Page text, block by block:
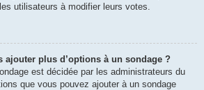
utilisateurs à modifier leurs votes.
ajouter plus d’options à un sondage ?
est décidée par les administrateurs du
que vous pouvez ajouter à un sondage